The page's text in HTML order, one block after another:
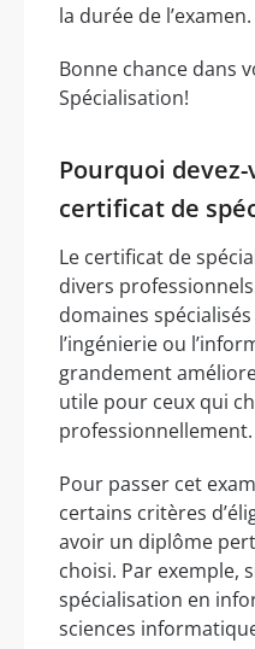
la durée de l’examen.
Bonne chance dans
Spécialisation!
Pourquoi
certificat de
Le certificat de
divers
domaines
l’ingénierie ou
grandement
utile pour ceux qui
professionnellement.
Pour passer cet
certains critères
avoir un diplôme
choisi. Par exemple,
spécialisation en
sciences